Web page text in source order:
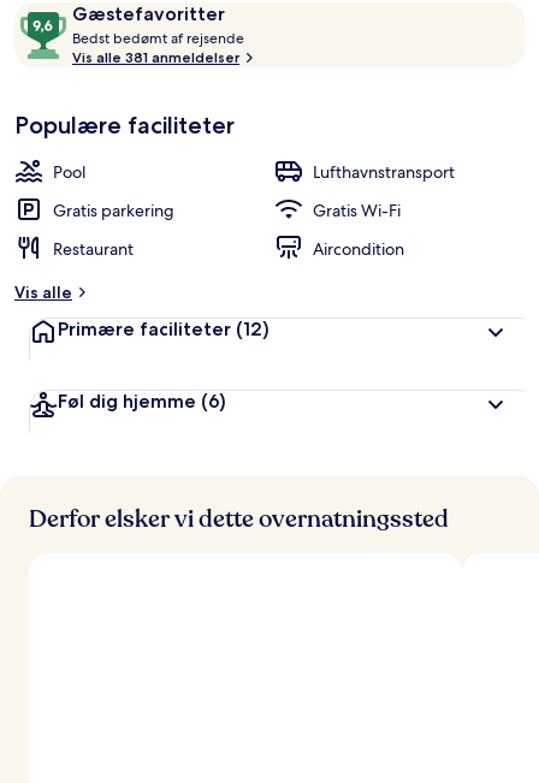
587 kr.
AnmeldelserGæstefavoritter
9,6
ud
af
Gæstefavoritter
Bedst bedømt af rejsende
e
a
f
d
e
Vis alle 381 anmeldelser
Populære faciliteter
Pool
Lufthavnstransport
Gratis parkering
Gratis Wi-Fi
Restaurant
Aircondition
Vis alle
Primære faciliteter (12)
Føl dig hjemme (6)
Derfor elsker vi dette overnatningssted